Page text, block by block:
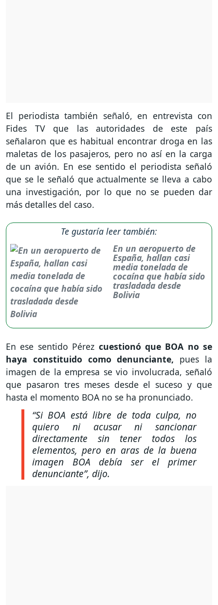
El periodista también señaló, en entrevista con
Fides TV que las autoridades de este país
señalaron que es habitual encontrar droga en las
maletas de los pasajeros, pero no así en la carga
de un avión. En ese sentido el periodista señaló
que se le señaló que actualmente se lleva a cabo
una investigación, por lo que no se pueden dar
más detalles del caso.
Te gustaría leer también:
En un aeropuerto de
España, hallan casi
media tonelada de
cocaína que había sido
trasladada desde
Bolivia
En ese sentido Pérez cuestionó que BOA no se
haya constituido como denunciante, pues la
imagen de la empresa se vio involucrada, señaló
que pasaron tres meses desde el suceso y que
hasta el momento BOA no se ha pronunciado.
“Si BOA está libre de toda culpa, no
quiero ni acusar ni sancionar
directamente sin tener todos los
elementos, pero en aras de la buena
imagen BOA debía ser el primer
denunciante”, dijo.